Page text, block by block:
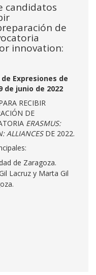
candidatos
de
innovation:
Expresiones de
de junio de 2022
RECIBIR
DE
ERASMUS:
ALLIANCESDE 2022.
de Zaragoza.
Lacruz y Marta Gil